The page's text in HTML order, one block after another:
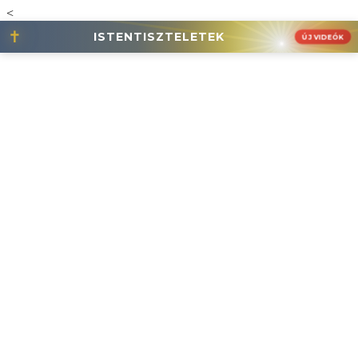
<
✝ ISTENTISZTELETEK ÚJ VIDEÓK